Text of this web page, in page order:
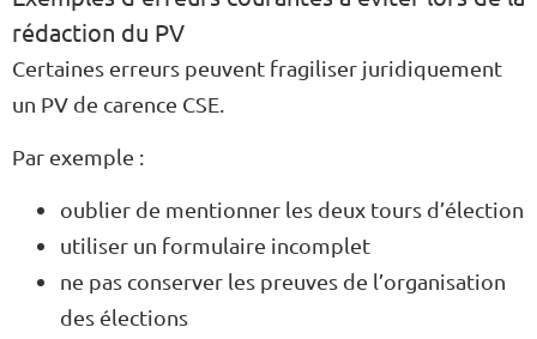
rédaction du PV
Certaines erreurs peuvent fragiliser juridiquement
un PV de carence CSE.
Par exemple :
oublier de mentionner les deux tours d’élection
utiliser un formulaire incomplet
ne pas conserver les preuves de l’organisation
des élections